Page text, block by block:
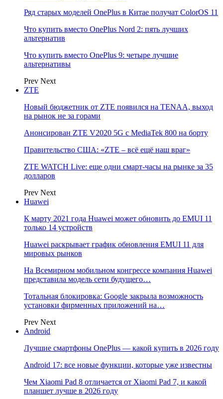
Ряд старых моделей OnePlus в Китае получат ColorOS 11
Что купить вместо OnePlus Nord 2: пять лучших
альтернатив
Что купить вместо OnePlus 9: четыре лучшие
альтернативы
Prev Next
ZTE
Новый бюджетник от ZTE появился на TENAA, выход
на рынок не за горами
Анонсирован ZTE V2020 5G с MediaTek 800 на борту
Правительство США: «ZTE – всё ещё наш враг»
ZTE WATCH Live: еще одни смарт-часы на рынке за 35
долларов
Prev Next
Huawei
К марту 2021 года Huawei может обновить до EMUI 11
только 14 устройств
Huawei раскрывает график обновления EMUI 11 для
мировых рынков
На Всемирном мобильном конгрессе компания Huawei
представила модель сети будущего…
Тотальная блокировка: Google закрыла возможность
установки фирменных приложений на…
Prev Next
Android
Лучшие смартфоны OnePlus — какой купить в 2026 году
Android 17: все новые функции, которые уже известны
Чем Xiaomi Pad 8 отличается от Xiaomi Pad 7, и какой
планшет лучше в 2026 году